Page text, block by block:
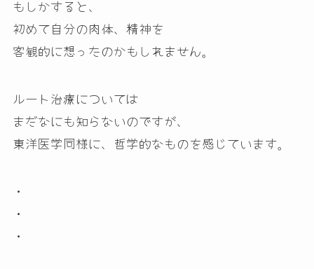
もしかすると、
初めて自分の肉体、精神を
客観的に想ったのかもしれません。
ルート治療については
まだなにも知らないのですが、
東洋医学同様に、哲学的なものを感じています。
・
・
・